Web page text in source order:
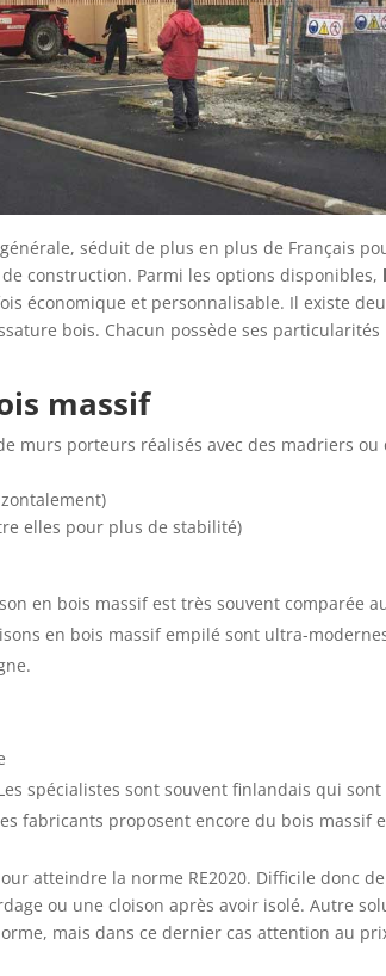
séduit de plus en plus de Français
construction. Parmi les options disponibles,
économique et personnalisable. Il existe
bois. Chacun possède ses particularités
massif
murs porteurs réalisés avec des madriers ou
elles pour plus de stabilité)
en bois massif est très souvent comparée
en bois massif empilé sont ultra-
spécialistes sont souvent finlandais qui sont
fabricants proposent encore du bois massif
atteindre la norme RE2020. Difficile donc
ou une cloison après avoir isolé. Autre
mais dans ce dernier cas attention au